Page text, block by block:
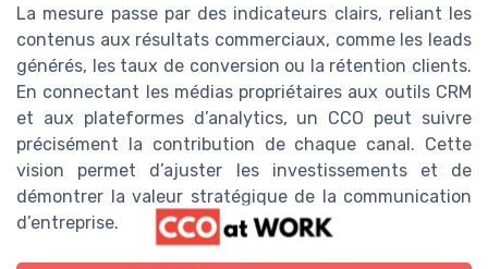
La mesure passe par des indicateurs clairs, reliant les
contenus aux résultats commerciaux, comme les leads
générés, les taux de conversion ou la rétention clients.
En connectant les médias propriétaires aux outils CRM
et aux plateformes d’analytics, un CCO peut suivre
précisément la contribution de chaque canal. Cette
vision permet d’ajuster les investissements et de
démontrer la valeur stratégique de la communication
d’entreprise.